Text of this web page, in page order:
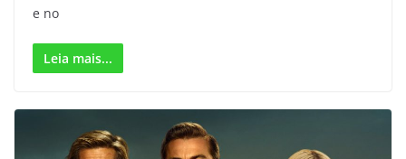
e no
Leia mais...